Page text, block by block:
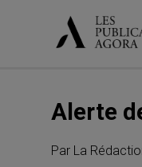
Alerte
Par La